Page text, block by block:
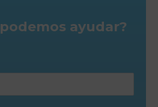
ayudar?